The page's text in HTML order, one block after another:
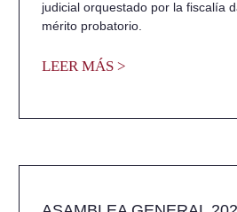
judicial orquestado por la fiscalía
mérito probatorio.
LEER MÁS >